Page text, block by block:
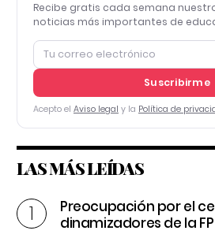
Recibe gratis cada semana
noticias más importantes de
Suscribirme
Acepto el Aviso legal y la Política de
LAS MÁS LEÍDAS
Preocupación por el
dinamizadores de la